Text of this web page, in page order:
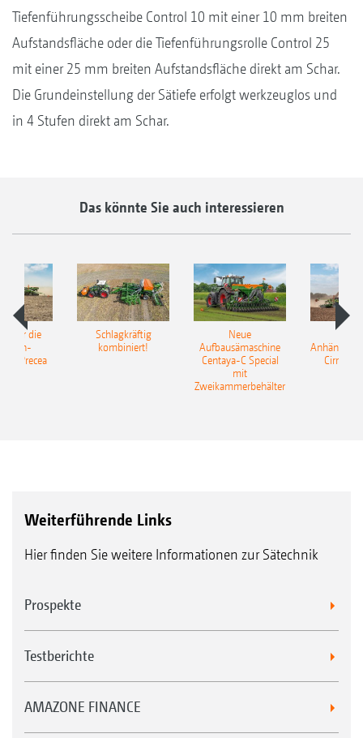
Tiefenführungsscheibe Control 10 mit einer 10 mm breiten
Aufstandsfläche oder die Tiefenführungsrolle Control 25
mit einer 25 mm breiten Aufstandsfläche direkt am Schar.
Die Grundeinstellung der Sätiefe erfolgt werkzeuglos und
in 4 Stufen direkt am Schar.
Das könnte Sie auch interessieren
für die
Precea
Schlagkräftig
kombiniert!
Neue
Aufbausämaschine
Centaya-C Special
mit
Zweikammerbehälter
Cirrus
Weiterführende Links
Hier finden Sie weitere Informationen zur Sätechnik
Prospekte
Testberichte
AMAZONE FINANCE